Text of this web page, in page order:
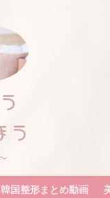
韓国整形まとめ動画